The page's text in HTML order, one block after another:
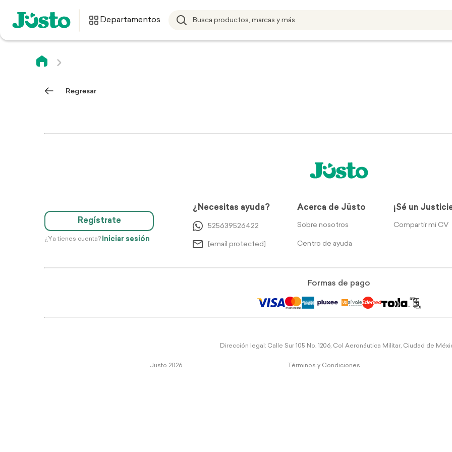
Departamentos
Regresar
Regístrate
¿Ya tienes cuenta? Iniciar sesión
¿Necesitas ayuda?
525639526422
[email protected]
Acerca de Jüsto
Sobre nosotros
Centro de ayuda
¡Sé un
Compartir mi CV
Formas de pago
Dirección legal: Calle Sur 105 No. 1206, Col Aeronáutica Militar, Ciudad de
Justo 2026 Términos y Condiciones